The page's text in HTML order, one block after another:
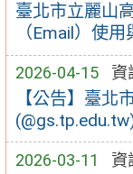
臺北市立麗山
（Email）使
2026-04-15 資
【公告】臺北
2026-03-11 資